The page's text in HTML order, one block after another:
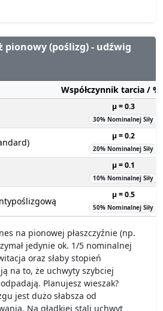
pionowy (poślizg) - udźwig
Współczynnik tarcia /
µ = 0.3
30% Nominalnej Siły
µ = 0.2
20% Nominalnej Siły
µ = 0.1
10% Nominalnej Siły
µ = 0.5
50% Nominalnej Siły
na pionowej płaszczyźnie (np.
jedynie ok. 1/5 nominalnej
oraz słaby stopień
na to, że uchwyty szybciej
Planujesz wieszak?
jest dużo słabsza od
Na gładkiej stali uchwyt